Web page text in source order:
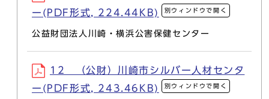
ー(PDF形式, 224.44KB)
別ウィンドウで開く
公益財団法人川崎・横浜公害保健センター
12 （公財）川崎市シルバー人材センタ
ー(PDF形式, 243.46KB)
別ウィンドウで開く